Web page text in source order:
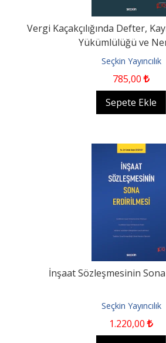
Vergi Kaçakçılığında Defter,
Yükümlülüğü ve
Seçkin Yayıncılık
785,00
Sepete Ekle
İnşaat Sözleşmesinin
Seçkin Yayıncılık
1.220,00